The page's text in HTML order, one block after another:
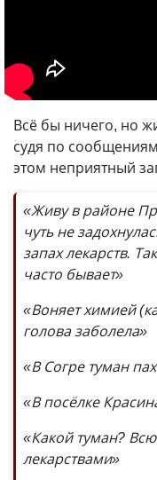
Всё бы ничего, но
судя по
этом неприятный
«Живу в районе
чуть не
запах лекарств.
часто бывает»
«Воняет химией
голова заболела»
«В Согре туман
«В посёлке
«Какой туман?
лекарствами»